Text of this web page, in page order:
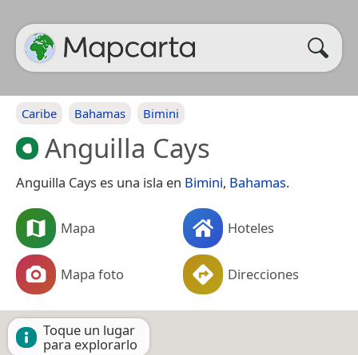
Caribe Bahamas Bimini
Anguilla Cays
Anguilla Cays es una isla en Bimini, Bahamas.
Mapa Hoteles
Mapa foto Direcciones
Toque un lugar
para explorarlo